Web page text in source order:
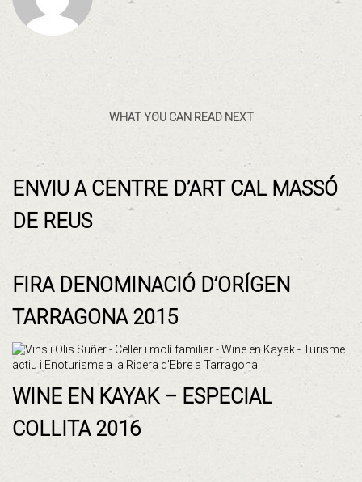
WHAT YOU CAN READ NEXT
ENVIU A CENTRE D’ART CAL MASSÓ
DE REUS
FIRA DENOMINACIÓ D’ORÍGEN
TARRAGONA 2015
WINE EN KAYAK – ESPECIAL
COLLITA 2016